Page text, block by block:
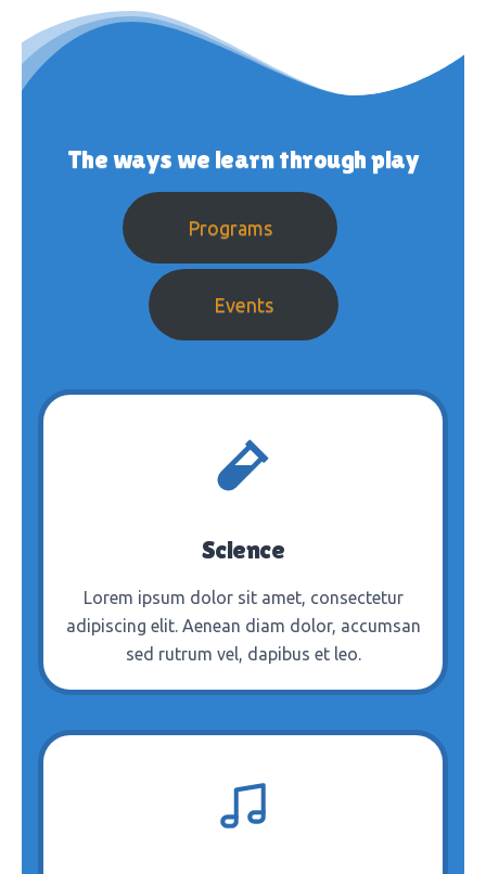
The ways we learn through play
Programs
Events
Science
Lorem ipsum dolor sit amet, consectetur
adipiscing elit. Aenean diam dolor, accumsan
sed rutrum vel, dapibus et leo.